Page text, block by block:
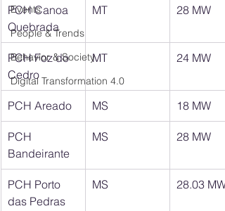
Events
People & Trends
Behavior & Society
Digital Transformation 4.0
PCH Canoa
Quebrada
MT 28 MW
PCH Foz do
Cedro
MT 24 MW
PCH Areado MS 18 MW
PCH
Bandeirante
MS 28 MW
PCH Porto
das Pedras
MS 28.03 MW